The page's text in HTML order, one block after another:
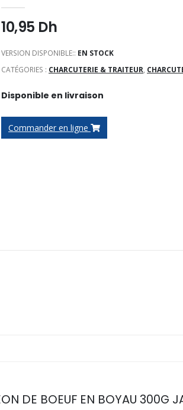
10,95 Dh
VERSION DISPONIBLE:: EN STOCK
CATÉGORIES : CHARCUTERIE & TRAITEUR,
Disponible en livraison
Commander en ligne
DE BOEUF EN BOYAU 300G